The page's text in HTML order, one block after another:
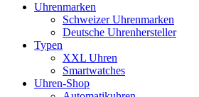
Uhrenmarken
Schweizer Uhrenmarken
Deutsche Uhrenhersteller
Typen
XXL Uhren
Smartwatches
Uhren-Shop